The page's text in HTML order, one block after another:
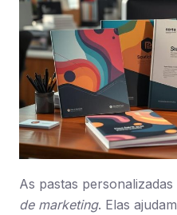
As pastas
de marketing. Elas